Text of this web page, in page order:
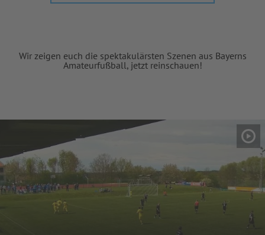
Wir zeigen euch die spektakulärsten Szenen aus Bayerns
Amateurfußball, jetzt reinschauen!